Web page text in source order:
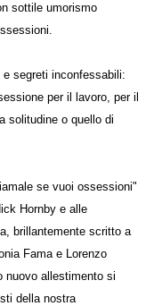
sottile umorismo
segreti inconfessabili:
per il lavoro, per il
solitudine o quello di
se vuoi ossessioni"
Hornby e alle
brillantemente scritto a
Fama e Lorenzo
nuovo allestimento si
della nostra